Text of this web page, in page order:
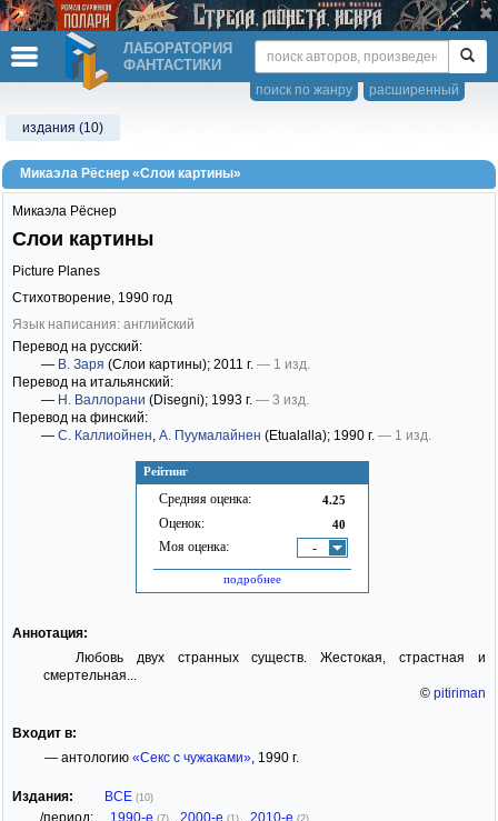
ЛАБОРАТОРИЯ
ФАНТАСТИКИ
расширенный
поиск по жанру
издания (10)
Микаэла Рёснер «Слои картины»
Рейтинг
Средняя оценка: 4.25
Оценок: 40
Моя оценка: -
подробнее
Микаэла Рёснер
Слои картины
Picture Planes
Стихотворение, 1990 год
Язык написания: английский
Перевод на русский:
— В. Заря (Слои картины); 2011 г. — 1 изд.
Перевод на итальянский:
— Н. Валлорани (Disegni); 1993 г. — 3 изд.
Перевод на финский:
— С. Каллиойнен, А. Пуумалайнен (Etualalla); 1990 г. — 1 изд.
Аннотация:
Любовь двух странных существ. Жестокая, страстная и
смертельная...
© pitiriman
Входит в:
— антологию «Секс с чужаками», 1990 г.
Издания: ВСЕ (10)
/период: 1990-е (7) 2000-е (1) 2010-е (2)